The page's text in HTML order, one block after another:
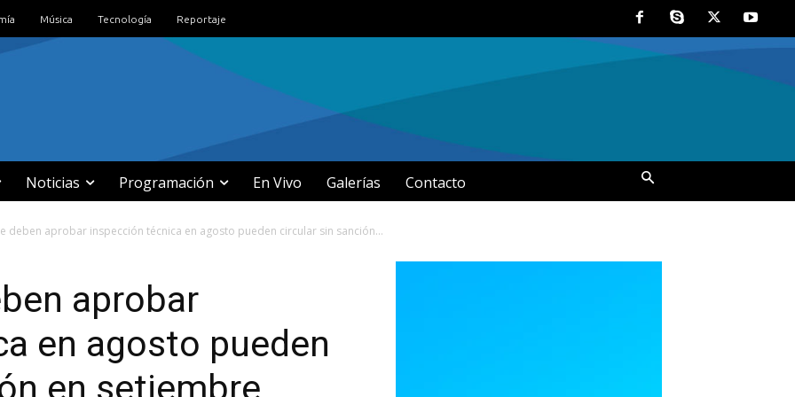
Música Tecnología Reportaje
Noticias Programación En Vivo Galerías Contacto
deben aprobar inspección técnica en agosto pueden circular sin sanción...
aprobar
en agosto pueden
en setiembre